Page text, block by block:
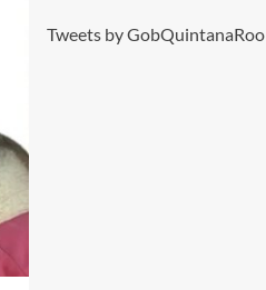
Tweets by GobQuintanaRoo